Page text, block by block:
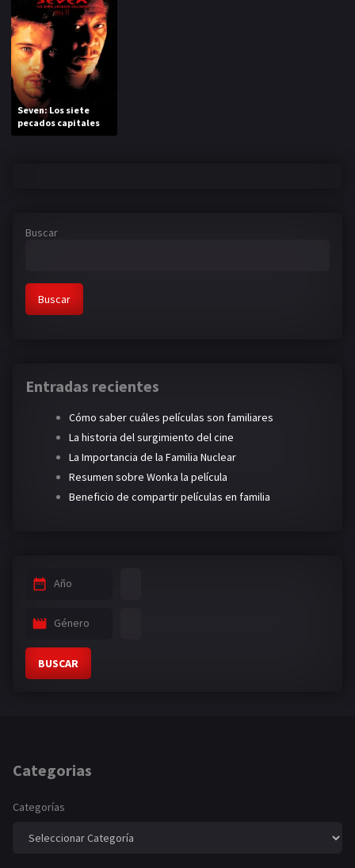
Seven: Los siete
pecados capitales
Buscar
Buscar
Entradas recientes
Cómo saber cuáles películas son familiares
La historia del surgimiento del cine
La Importancia de la Familia Nuclear
Resumen sobre Wonka la película
Beneficio de compartir películas en familia
Año
Género
BUSCAR
Categorias
Categorías